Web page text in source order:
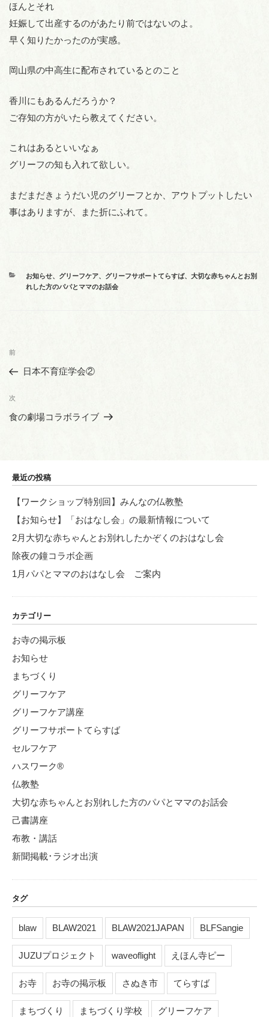
ほんとそれ
妊娠して出産するのがあたり前ではないのよ。
早く知りたかったのが実感。
岡山県の中高生に配布されているとのこと
香川にもあるんだろうか？
ご存知の方がいたら教えてください。
これはあるといいなぁ
グリーフの知も入れて欲しい。
まだまだきょうだい児のグリーフとか、アウトプットしたい
事はありますが、また折にふれて。
カ
テ
お知らせ、 グリーフケア、 グリーフサポートてらすば、 大切な赤ちゃんとお別
れした方のパパとママのお話会
ナ
ビ
ゲ
ン
前
の
稿
前
日本不育症学会②
次
の
次
食の劇場コラボライブ
最近の投稿
【ワークショップ特別回】みんなの仏教塾
【お知らせ】「おはなし会」の最新情報について
2月大切な赤ちゃんとお別れしたかぞくのおはなし会
除夜の鐘コラボ企画
1月パパとママのおはなし会 ご案内
カテゴリー
お寺の掲示板
お知らせ
まちづくり
グリーフケア
グリーフケア講座
グリーフサポートてらすば
セルフケア
ハスワーク®
仏教塾
大切な赤ちゃんとお別れした方のパパとママのお話会
己書講座
布教・講話
新聞掲載･ラジオ出演
タグ
blaw BLAW2021 BLAW2021JAPAN BLFSangie
JUZUプロジェクト waveoflight えほん寺ピー
お寺 お寺の掲示板 さぬき市 てらすば
まちづくり まちづくり学校 グリーフケア